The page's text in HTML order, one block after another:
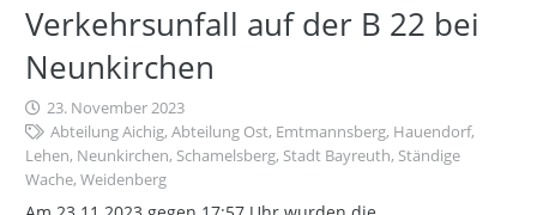
Verkehrsunfall auf der B 22 bei
Neunkirchen
23. November 2023
Abteilung Aichig,Abteilung Ost, Emtmannsberg, Hauendorf,
Lehen, Neunkirchen, Schamelsberg, Stadt Bayreuth, Ständige
Wache, Weidenberg